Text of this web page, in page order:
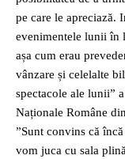
pe care le apreciază.
evenimentele lunii în
așa cum erau
vânzare și celelalte
spectacole ale lunii”
Naționale Române
”Sunt convins că
vom juca cu sala